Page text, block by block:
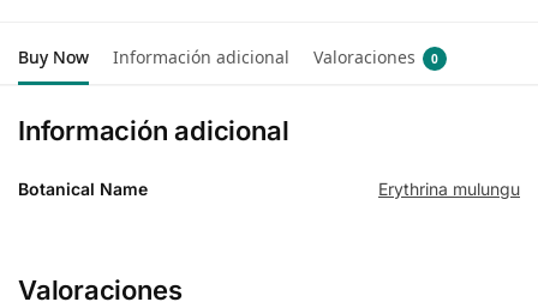
Buy Now Información adicional Valoraciones 0
Información adicional
Botanical Name Erythrina mulungu
Valoraciones